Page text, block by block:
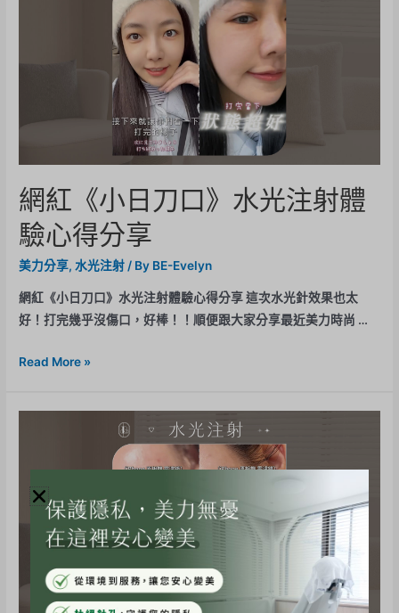
網紅《小日刀口》水光注射體
驗心得分享
美力分享,水光注射/ By BE-Evelyn
網紅《小日刀口》水光注射體驗心得分享 這次水光針效果也太
好！打完幾乎沒傷口，好棒！！順便跟大家分享最近美力時尚 …
Read More »